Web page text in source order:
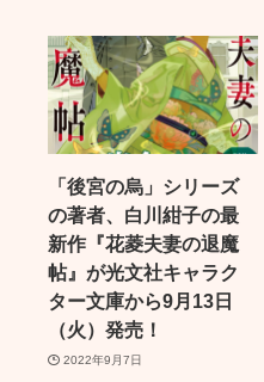
「後宮の烏」シリーズ
の著者、白川紺子の最
新作『花菱夫妻の退魔
帖』が光文社キャラク
ター文庫から9月13日
（火）発売！
2022年9月7日